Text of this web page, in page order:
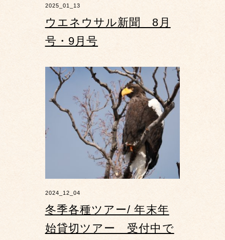
2025_01_13
ウエネウサル新聞 8月
号・9月号
2024_12_04
冬季各種ツアー/ 年末年
始貸切ツアー 受付中で